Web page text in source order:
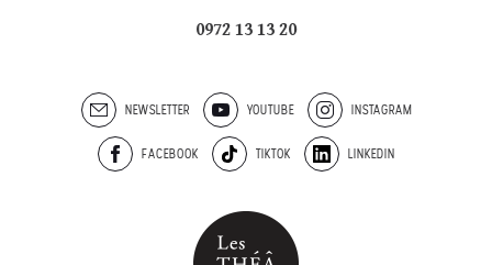
0972 13 13 20
NEWSLETTER YOUTUBE INSTAGRAM
FACEBOOK TIKTOK LINKEDIN